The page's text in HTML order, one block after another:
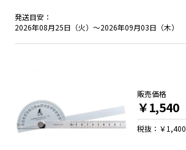
発送目安：
2026年08月25日（火）～2026年09月03日（木）
販売価格
￥1,540
税抜：￥1,400